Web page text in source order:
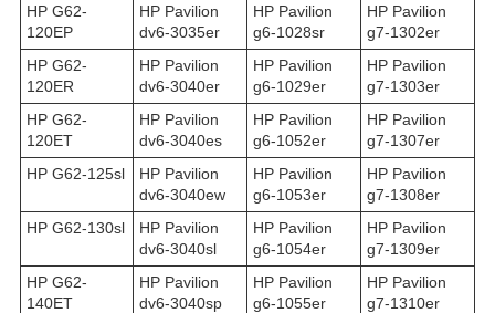
HP G62-
120EP
HP Pavilion
dv6-3035er
HP Pavilion
g6-1028sr
HP Pavilion
g7-1302er
HP G62-
120ER
HP Pavilion
dv6-3040er
HP Pavilion
g6-1029er
HP Pavilion
g7-1303er
HP G62-
120ET
HP Pavilion
dv6-3040es
HP Pavilion
g6-1052er
HP Pavilion
g7-1307er
HP G62-125sl
HP Pavilion
dv6-3040ew
HP Pavilion
g6-1053er
HP Pavilion
g7-1308er
HP G62-130sl
HP Pavilion
dv6-3040sl
HP Pavilion
g6-1054er
HP Pavilion
g7-1309er
HP G62-
140ET
HP Pavilion
dv6-3040sp
HP Pavilion
g6-1055er
HP Pavilion
g7-1310er